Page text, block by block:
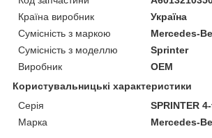
Країна виробник
Україна
Сумісність з маркою
Mercedes-
Сумісність з моделлю
Sprinter
Виробник
OEM
Користувальницькі характеристики
Серія
SPRINTER
Марка
Mercedes-